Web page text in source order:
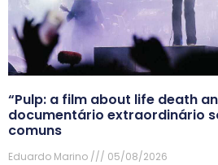
“Pulp: a film about life death
documentário extraordinário
comuns
Eduardo Marino 05/08/2026